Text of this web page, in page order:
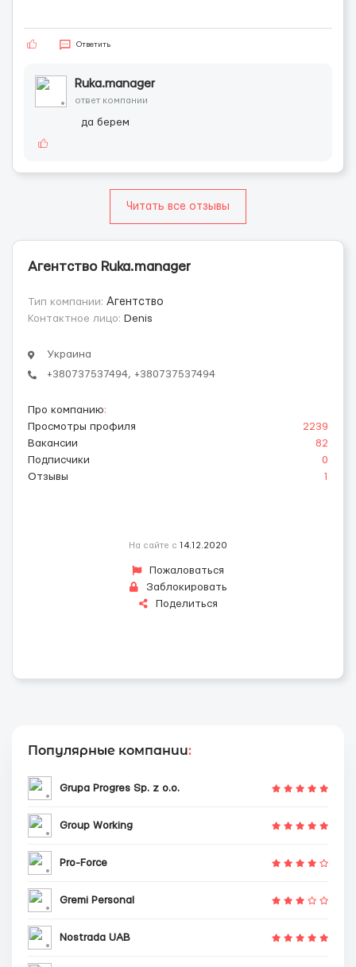
Ответить
Ruka.manager
ответ компании
да берем
Читать все отзывы
Агентство Ruka.manager
Тип компании: Агентство
Контактное лицо: Denis
Украина
+380737537494, +380737537494
Про компанию:
Просмотры профиля
2239
Вакансии
82
Подписчики
0
Отзывы
1
На сайте с 14.12.2020
Пожаловаться
Заблокировать
Поделиться
Популярные компании:
Grupa Progres Sp. z o.o.
Group Working
Pro-Force
Gremi Personal
Nostrada UAB